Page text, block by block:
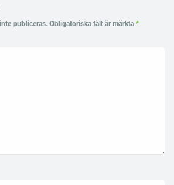
publiceras. Obligatoriska fält är märkta *